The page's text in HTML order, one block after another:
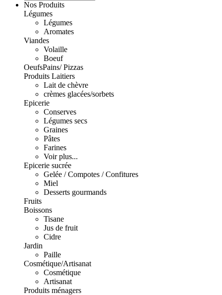
Nos Produits
Légumes
Légumes
Aromates
Viandes
Volaille
Boeuf
OeufsPains/ Pizzas
Produits Laitiers
Lait de chèvre
crèmes glacées/sorbets
Epicerie
Conserves
Légumes secs
Graines
Pâtes
Farines
Voir plus...
Epicerie sucrée
Gelée / Compotes / Confitures
Miel
Desserts gourmands
Fruits
Boissons
Tisane
Jus de fruit
Cidre
Jardin
Paille
Cosmétique/Artisanat
Cosmétique
Artisanat
Produits ménagers